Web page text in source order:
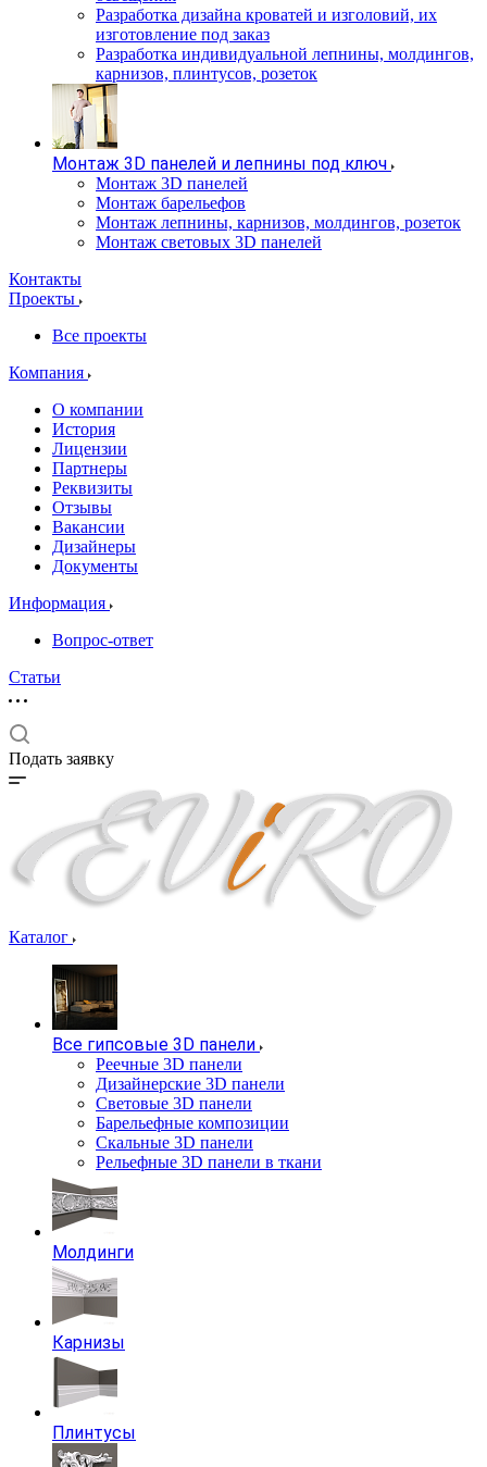
Разработка дизайна кроватей и изголовий, их
изготовление под заказ
Разработка индивидуальной лепнины, молдингов,
карнизов, плинтусов, розеток
Монтаж 3D панелей и лепнины под ключ
Монтаж 3D панелей
Монтаж барельефов
Монтаж лепнины, карнизов, молдингов, розеток
Монтаж световых 3D панелей
Контакты
Проекты
Все проекты
Компания
О компании
История
Лицензии
Партнеры
Реквизиты
Отзывы
Вакансии
Дизайнеры
Документы
Информация
Вопрос-ответ
Статьи
Подать заявку
Каталог
Все гипсовые 3D панели
Реечные 3D панели
Дизайнерские 3D панели
Световые 3D панели
Барельефные композиции
Скальные 3D панели
Рельефные 3D панели в ткани
Молдинги
Карнизы
Плинтусы